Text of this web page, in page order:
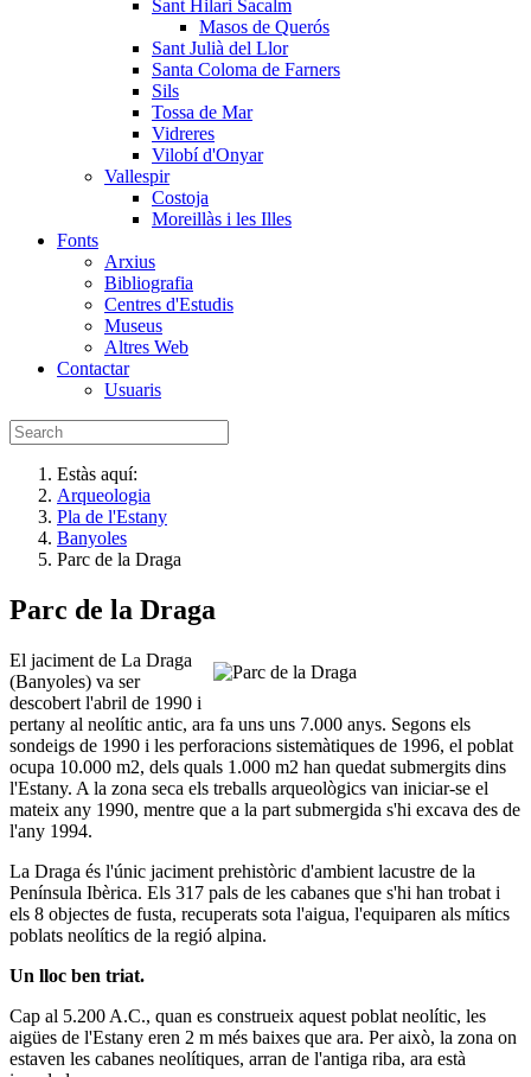
Sant Hilari Sacalm
Masos de Querós
Sant Julià del Llor
Santa Coloma de Farners
Sils
Tossa de Mar
Vidreres
Vilobí d'Onyar
Vallespir
Costoja
Moreillàs i les Illes
Fonts
Arxius
Bibliografia
Centres d'Estudis
Museus
Altres Web
Contactar
Usuaris
Estàs aquí:
Arqueologia
Pla de l'Estany
Banyoles
Parc de la Draga
Parc de la Draga
El jaciment de La Draga
(Banyoles) va ser
descobert l'abril de 1990 i
pertany al neolític antic, ara fa uns uns 7.000 anys. Segons els
sondeigs de 1990 i les perforacions sistemàtiques de 1996, el poblat
ocupa 10.000 m2, dels quals 1.000 m2 han quedat submergits dins
l'Estany. A la zona seca els treballs arqueològics van iniciar-se el
mateix any 1990, mentre que a la part submergida s'hi excava des de
l'any 1994.
La Draga és l'únic jaciment prehistòric d'ambient lacustre de la
Península Ibèrica. Els 317 pals de les cabanes que s'hi han trobat i
els 8 objectes de fusta, recuperats sota l'aigua, l'equiparen als mítics
poblats neolítics de la regió alpina.
Un lloc ben triat.
Cap al 5.200 A.C., quan es construeix aquest poblat neolític, les
aigües de l'Estany eren 2 m més baixes que ara. Per això, la zona on
estaven les cabanes neolítiques, arran de l'antiga riba, ara està